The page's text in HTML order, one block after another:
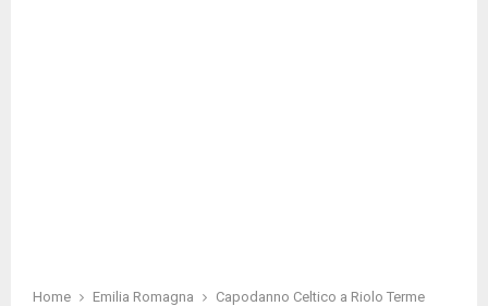
Home Emilia Romagna Capodanno Celtico a Riolo Terme